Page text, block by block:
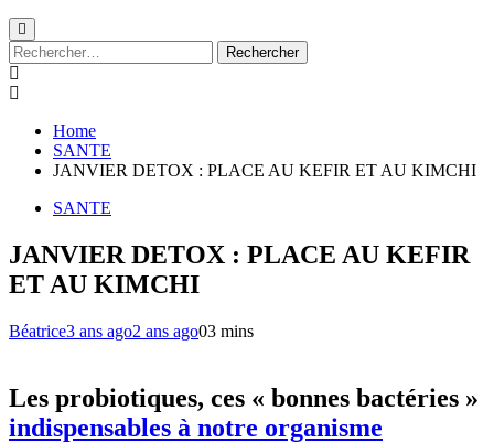
Rechercher :
Home
SANTE
JANVIER DETOX : PLACE AU KEFIR ET AU KIMCHI
SANTE
JANVIER DETOX : PLACE AU KEFIR
ET AU KIMCHI
Béatrice3 ans ago2 ans ago03 mins
Les probiotiques, ces « bonnes bactéries »
indispensables à notre organisme